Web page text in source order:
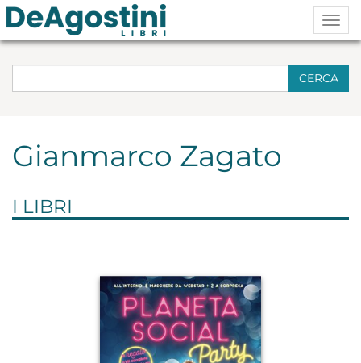
CERCA
Gianmarco Zagato
I LIBRI